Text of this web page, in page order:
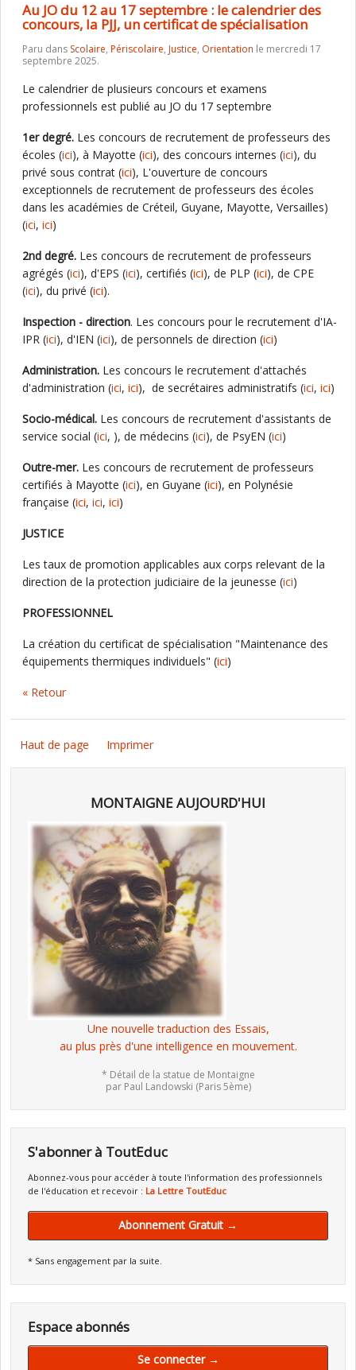
Au JO du 12 au 17 septembre : le calendrier des
concours, la PJJ, un certificat de spécialisation
Paru dans Scolaire, Périscolaire, Justice, Orientation le mercredi 17
septembre 2025.
Le calendrier de plusieurs concours et examens
professionnels est publié au JO du 17 septembre
1er degré. Les concours de recrutement de professeurs des
écoles (ici), à Mayotte (ici), des concours internes (ici), du
privé sous contrat (ici), L'ouverture de concours
exceptionnels de recrutement de professeurs des écoles
dans les académies de Créteil, Guyane, Mayotte, Versailles)
(ici, ici)
2nd degré. Les concours de recrutement de professeurs
agrégés (ici), d'EPS (ici), certifiés (ici), de PLP (ici), de CPE
(ici), du privé (ici).
Inspection - direction. Les concours pour le recrutement d'IA-
IPR (ici), d'IEN (ici), de personnels de direction (ici)
Administration. Les concours le recrutement d'attachés
d'administration (ici, ici), de secrétaires administratifs (ici, ici)
Socio-médical. Les concours de recrutement d'assistants de
service social (ici, ), de médecins (ici), de PsyEN (ici)
Outre-mer. Les concours de recrutement de professeurs
certifiés à Mayotte (ici), en Guyane (ici), en Polynésie
française (ici, ici, ici)
JUSTICE
Les taux de promotion applicables aux corps relevant de la
direction de la protection judiciaire de la jeunesse (ici)
PROFESSIONNEL
La création du certificat de spécialisation "Maintenance des
équipements thermiques individuels" (ici)
« Retour
Haut de page Imprimer
MONTAIGNE AUJOURD'HUI
Une nouvelle traduction des Essais,
au plus près d'une intelligence en mouvement.
* Détail de la statue de Montaigne
par Paul Landowski (Paris 5ème)
S'abonner à ToutEduc
Abonnez-vous pour accéder à toute l'information des professionnels
de l'éducation et recevoir : La Lettre ToutEduc
Abonnement Gratuit →
* Sans engagement par la suite.
Espace abonnés
Se connecter →